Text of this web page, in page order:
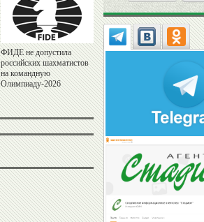
ФИДЕ не допустила
российских шахматистов
на командную
Олимпиаду-2026